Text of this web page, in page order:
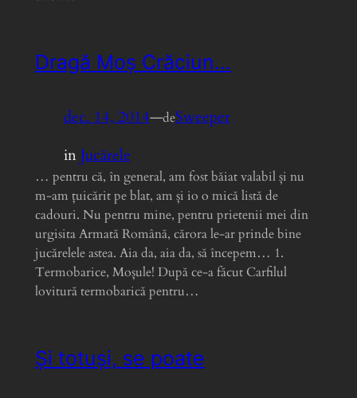
Dragă Moș Crăciun…
dec. 14, 2014—deSweeper
inJucărele
… pentru că, în general, am fost băiat valabil și nu
m-am țuicărit pe blat, am și io o mică listă de
cadouri. Nu pentru mine, pentru prietenii mei din
urgisita Armată Română, cărora le-ar prinde bine
jucărelele astea. Aia da, aia da, să începem… 1.
Termobarice, Moșule! După ce-a făcut Carfilul
lovitură termobarică pentru…
Și totuși, se poate